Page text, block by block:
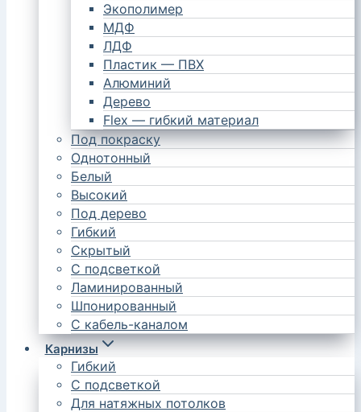
Экополимер
МДФ
ЛДФ
Пластик — ПВХ
Алюминий
Дерево
Flex — гибкий материал
Под покраску
Однотонный
Белый
Высокий
Под дерево
Гибкий
Скрытый
С подсветкой
Ламинированный
Шпонированный
С кабель-каналом
Карнизы
Гибкий
С подсветкой
Для натяжных потолков